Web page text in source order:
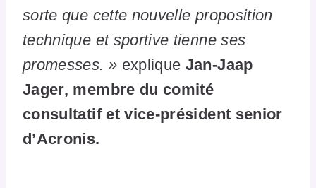
sorte que cette nouvelle proposition
technique et sportive tienne ses
promesses. » explique Jan-Jaap
Jager, membre du comité
consultatif et vice-président senior
d’Acronis.